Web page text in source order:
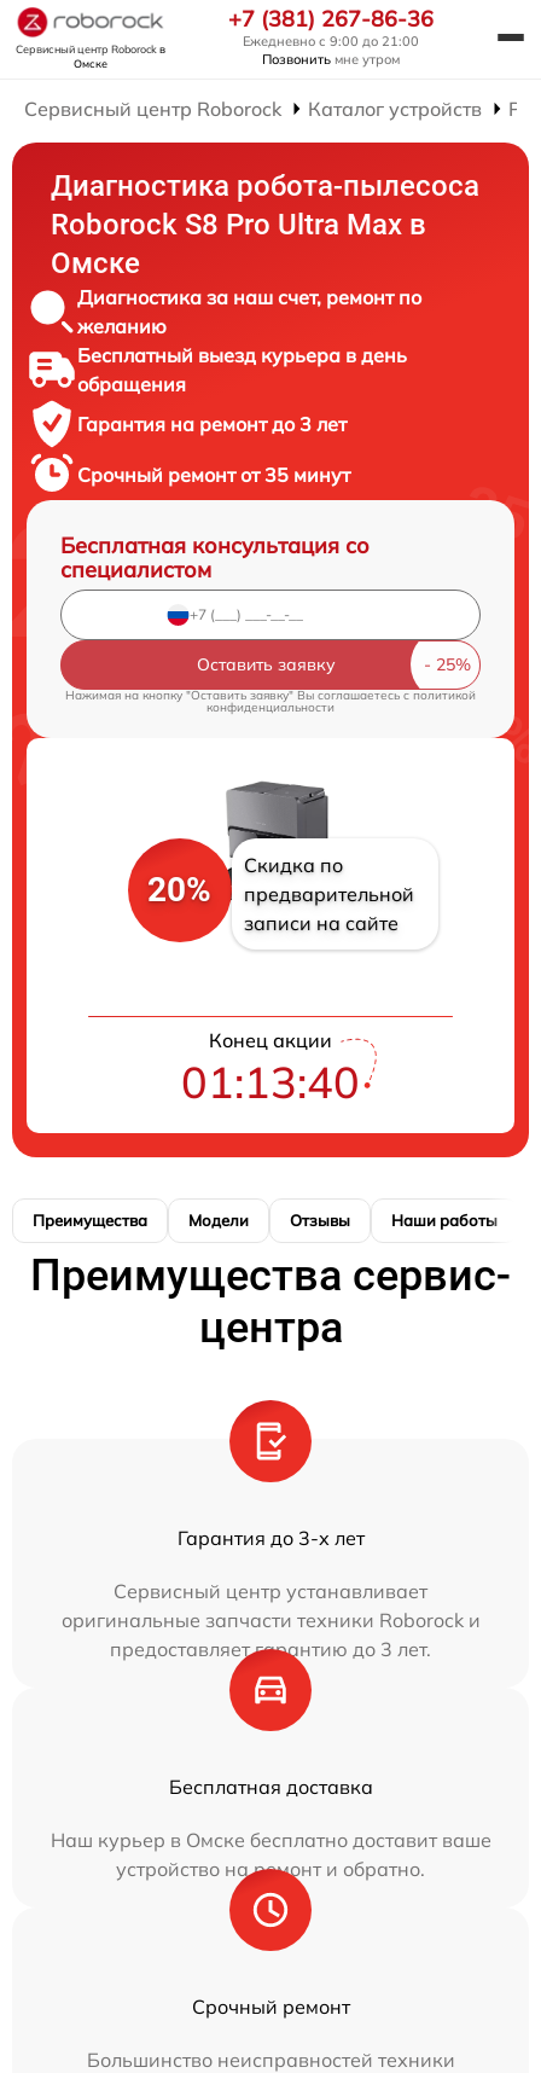
Сервисный центр Roborockв
Омске
+7 (381) 267-86-36
Ежедневно с 9:00 до 21:00
Позвонить мне утром
Сервисный центр Roborock Каталог устройств
Диагностика робота-пылесоса
Roborock S8 Pro Ultra Max в
Омске
Диагностика за наш счет, ремонт по
желанию
Бесплатный выезд курьера в день
обращения
Гарантия на ремонт до 3 лет
Срочный ремонт от 35 минут
Бесплатная консультация со
специалистом
Оставить заявку
Нажимая на кнопку "Оставить заявку" Вы соглашаетесь cполитикой
конфиденциальности
20%
Скидка по
предварительной
записи на сайте
Конец акции
01:13:39
Преимущества Модели Отзывы Наши работы
Преимущества сервис-
центра
Гарантия до 3-х лет
Сервисный центр устанавливает
оригинальные запчасти техники Roborock и
предоставляет гарантию до 3 лет.
Бесплатная доставка
Наш курьер в Омске бесплатно доставит ваше
устройство на ремонт и обратно.
Срочный ремонт
Большинство неисправностей техники